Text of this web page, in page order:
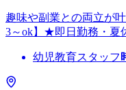
趣味や副業との両立が
3～ok】★即日勤務・夏
幼児教育スタッフ